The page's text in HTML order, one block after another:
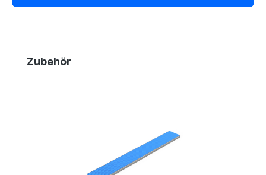
Produktgalerie überspringen
Zubehör